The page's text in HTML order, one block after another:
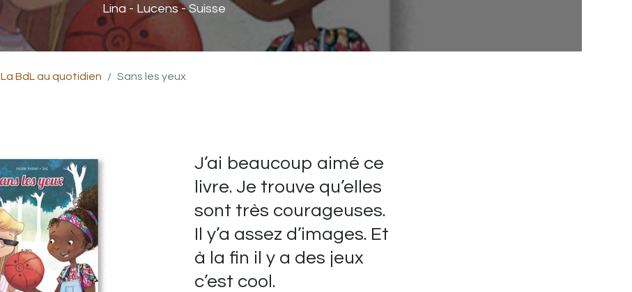
Lina - Lucens - Suisse
La BdL au quotidien Sans les yeux
J’ai beaucoup aimé ce
livre. Je trouve qu’elles
sont très courageuses.
Il y’a assez d’images. Et
à la fin il y a des jeux
c’est cool.